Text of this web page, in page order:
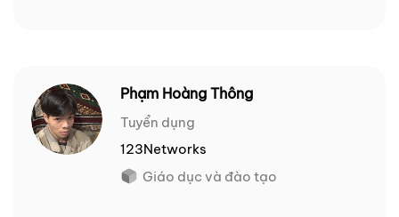
Phạm Hoàng Thông
Tuyển dụng
123Networks
Giáo dục và đào tạo